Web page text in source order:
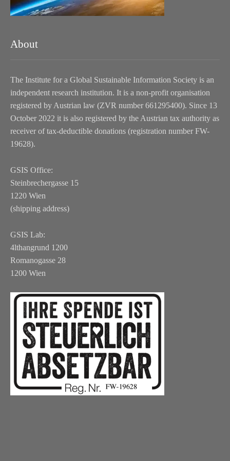
About
The Institute for a Global Sustainable Information Society is an
independent research institution. It is a non-profit organisation
registered by Austrian law (ZVR number 661295400). Since 13
October 2022 it is also registered by the Austrian tax authority as
receiver of tax-deductible donations (registration number FW-
19628).
GSIS Office:
Steinbrechergasse 15
1220 Wien
(shipping address)
GSIS Lab:
4lthangrund 1200
Romanogasse 28
1200 Wien